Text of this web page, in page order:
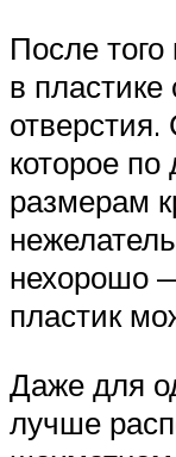
После того
в
отверстия.
которое
размерам
нехорошо
пластик
Даже для
лучше